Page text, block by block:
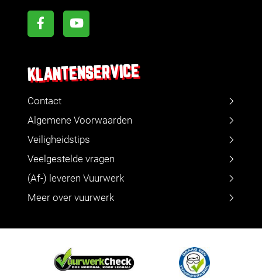
KLANTENSERVICE
Contact
Algemene Voorwaarden
Veiligheidstips
Veelgestelde vragen
(Af-) leveren Vuurwerk
Meer over vuurwerk